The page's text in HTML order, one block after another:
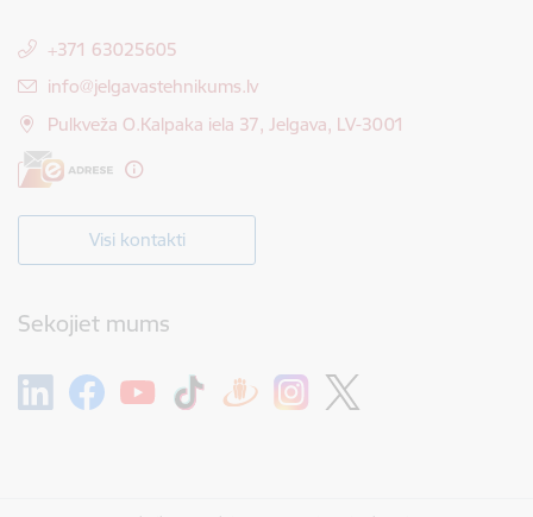
+371 63025605
E-pasts:
info@jelgavastehnikums.lv
Pulkveža O.Kalpaka iela 37, Jelgava, LV-3001
Visi kontakti
Sekojiet mums